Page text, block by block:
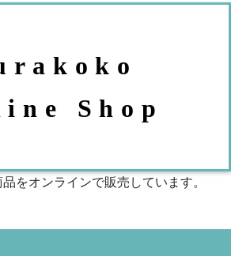
Shop
をオンラインで販売しています。